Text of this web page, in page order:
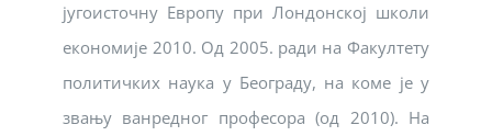
југоисточну Европу при Лондонској школи
економије 2010. Од 2005. ради на Факултету
политичких наука у Београду, на коме је у
звању ванредног професора (од 2010). На